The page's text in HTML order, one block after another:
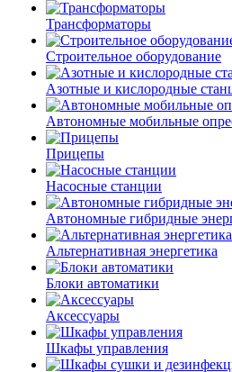
Трансформаторы
Строительное оборудование
Азотные и кислородные
Автономные мобильные
Прицепы
Насосные станции
Автономные гибридные
Альтернативная энергетика
Блоки автоматики
Аксессуары
Шкафы управления